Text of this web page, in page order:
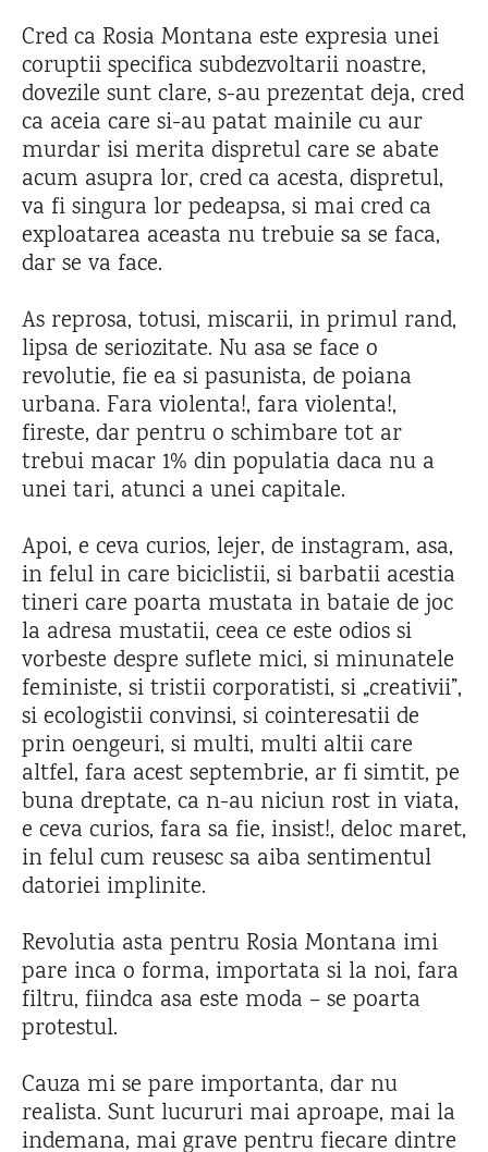
Cred ca Rosia Montana este expresia unei
coruptii specifica subdezvoltarii noastre,
dovezile sunt clare, s-au prezentat deja, cred
ca aceia care si-au patat mainile cu aur
murdar isi merita dispretul care se abate
acum asupra lor, cred ca acesta, dispretul,
va fi singura lor pedeapsa, si mai cred ca
exploatarea aceasta nu trebuie sa se faca,
dar se va face.
As reprosa, totusi, miscarii, in primul rand,
lipsa de seriozitate. Nu asa se face o
revolutie, fie ea si pasunista, de poiana
urbana. Fara violenta!, fara violenta!,
fireste, dar pentru o schimbare tot ar
trebui macar 1% din populatia daca nu a
unei tari, atunci a unei capitale.
Apoi, e ceva curios, lejer, de instagram, asa,
in felul in care biciclistii, si barbatii acestia
tineri care poarta mustata in bataie de joc
la adresa mustatii, ceea ce este odios si
vorbeste despre suflete mici, si minunatele
feministe, si tristii corporatisti, si „creativii”,
si ecologistii convinsi, si cointeresatii de
prin oengeuri, si multi, multi altii care
altfel, fara acest septembrie, ar fi simtit, pe
buna dreptate, ca n-au niciun rost in viata,
e ceva curios, fara sa fie, insist!, deloc maret,
in felul cum reusesc sa aiba sentimentul
datoriei implinite.
Revolutia asta pentru Rosia Montana imi
pare inca o forma, importata si la noi, fara
filtru, fiindca asa este moda – se poarta
protestul.
Cauza mi se pare importanta, dar nu
realista. Sunt lucururi mai aproape, mai la
indemana, mai grave pentru fiecare dintre